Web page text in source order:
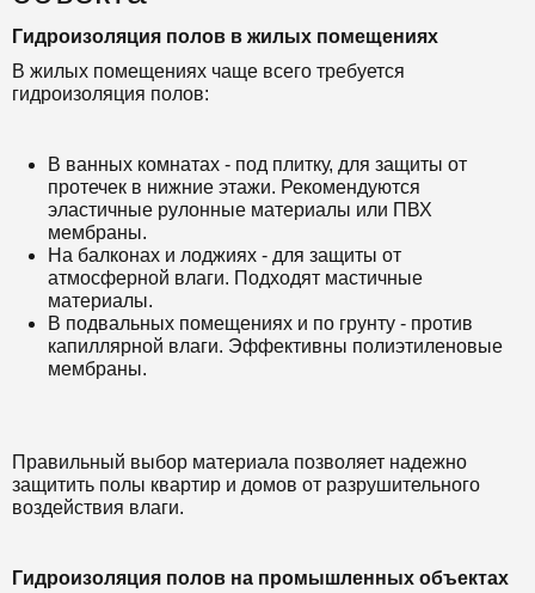
Гидроизоляция полов в жилых помещениях
В жилых помещениях чаще всего требуется
гидроизоляция полов:
В ванных комнатах - под плитку, для защиты от
протечек в нижние этажи. Рекомендуются
эластичные рулонные материалы или ПВХ
мембраны.
На балконах и лоджиях - для защиты от
атмосферной влаги. Подходят мастичные
материалы.
В подвальных помещениях и по грунту - против
капиллярной влаги. Эффективны полиэтиленовые
мембраны.
Правильный выбор материала позволяет надежно
защитить полы квартир и домов от разрушительного
воздействия влаги.
Гидроизоляция полов на промышленных объектах